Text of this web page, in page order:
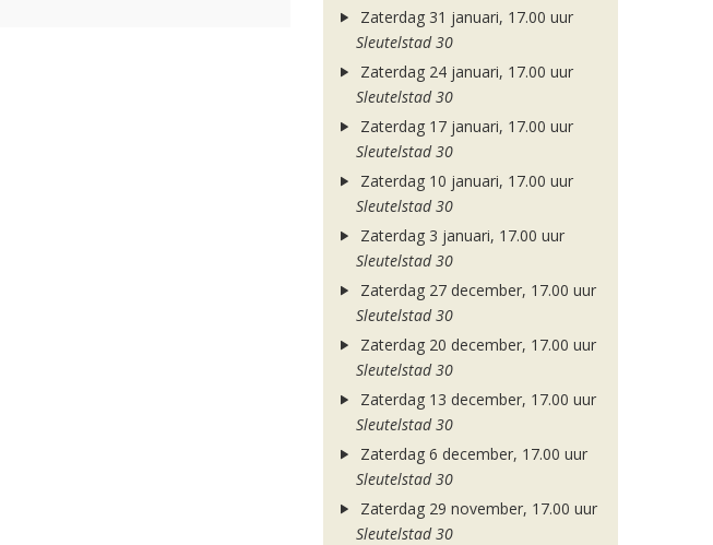
Zaterdag 31 januari, 17.00 uur
Sleutelstad 30
Zaterdag 24 januari, 17.00 uur
Sleutelstad 30
Zaterdag 17 januari, 17.00 uur
Sleutelstad 30
Zaterdag 10 januari, 17.00 uur
Sleutelstad 30
Zaterdag 3 januari, 17.00 uur
Sleutelstad 30
Zaterdag 27 december, 17.00 uur
Sleutelstad 30
Zaterdag 20 december, 17.00 uur
Sleutelstad 30
Zaterdag 13 december, 17.00 uur
Sleutelstad 30
Zaterdag 6 december, 17.00 uur
Sleutelstad 30
Zaterdag 29 november, 17.00 uur
Sleutelstad 30